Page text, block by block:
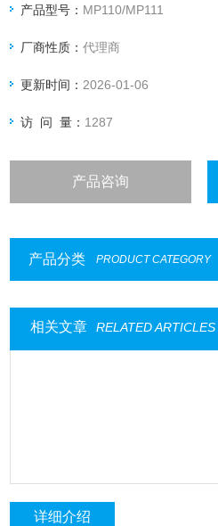
MP 110 : -1000 ~ +1000 Pa
MP 115 : -500 ~ +500 mbar
产品型号： MP110/MP111
厂商性质：代理商
更新时间： 2026-01-06
访 问 量： 1287
产品咨询
产品分类 PRODUCT CATEGORY
相关文章 RELATED ARTICLES
详细介绍